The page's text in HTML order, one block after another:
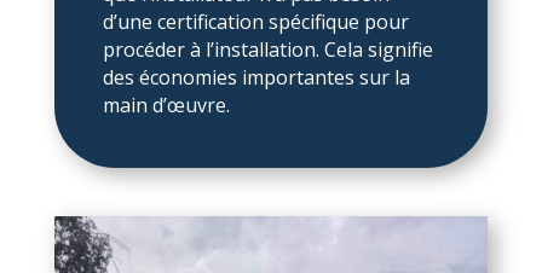
d’une certification spécifique pour
procéder à l’installation. Cela signifie
des économies importantes sur la
main d’œuvre.